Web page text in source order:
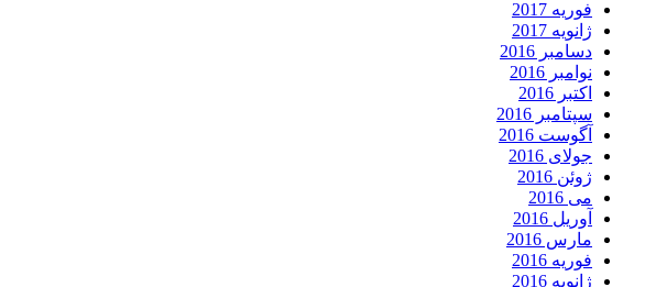
فوریه 2017
ژانویه 2017
دسامبر 2016
نوامبر 2016
اکتبر 2016
سپتامبر 2016
آگوست 2016
جولای 2016
ژوئن 2016
می 2016
آوریل 2016
مارس 2016
فوریه 2016
ژانویه 2016